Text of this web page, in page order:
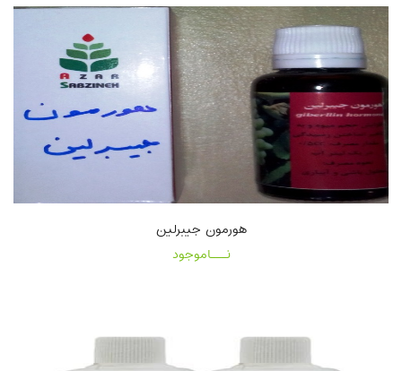
هورمون جیبرلین
نـــاموجود